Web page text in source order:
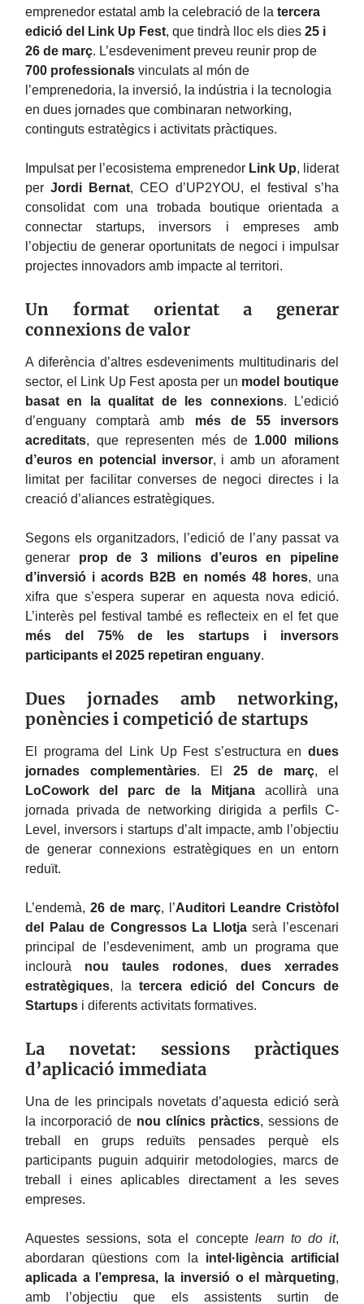
emprenedor estatal amb la celebració de la tercera
edició del Link Up Fest, que tindrà lloc els dies 25 i
26 de març. L’esdeveniment preveu reunir prop de
700 professionals vinculats al món de
l’emprenedoria, la inversió, la indústria i la tecnologia
en dues jornades que combinaran networking,
continguts estratègics i activitats pràctiques.
Impulsat per l’ecosistema emprenedor Link Up, liderat
perJordi Bernat, CEO d’UP2YOU, el festival s’ha
consolidat com una trobada boutique orientada a
connectar startups, inversors i empreses amb
l’objectiu de generar oportunitats de negoci i impulsar
projectes innovadors amb impacte al territori.
Un format orientat a generar
connexions de valor
A diferència d’altres esdeveniments multitudinaris del
sector, el Link Up Fest aposta per un model boutique
basat en la qualitat de les connexions. L’edició
d’enguany comptarà amb més de 55 inversors
acreditats, que representen més de 1.000 milions
d’euros en potencial inversor, i amb un aforament
limitat per facilitar converses de negoci directes i la
creació d’aliances estratègiques.
Segons els organitzadors, l’edició de l’any passat va
generar prop de 3 milions d’euros en pipeline
d’inversió i acords B2B en només 48 hores, una
xifra que s’espera superar en aquesta nova edició.
L’interès pel festival també es reflecteix en el fet que
més del 75% de les startups i inversors
participants el 2025 repetiran enguany.
Dues jornades amb networking,
ponències i competició de startups
El programa del Link Up Fest s’estructura en dues
jornades complementàries. El 25 de març, el
LoCowork del parc de la Mitjanaacollirà una
jornada privada de networking dirigida a perfils C-
Level, inversors i startups d’alt impacte, amb l’objectiu
de generar connexions estratègiques en un entorn
reduït.
L’endemà, 26 de març, l’Auditori Leandre Cristòfol
del Palau de Congressos La Llotjaserà l’escenari
principal de l’esdeveniment, amb un programa que
inclourà nou taules rodones, dues xerrades
estratègiques, latercera edició del Concurs de
Startups i diferents activitats formatives.
La novetat: sessions pràctiques
d’aplicació immediata
Una de les principals novetats d’aquesta edició serà
la incorporació de nou clínics pràctics, sessions de
treball en grups reduïts pensades perquè els
participants puguin adquirir metodologies, marcs de
treball i eines aplicables directament a les seves
empreses.
Aquestes sessions, sota el concepte learn to do it,
abordaran qüestions com la intel·ligència artificial
aplicada a l’empresa, la inversió o el màrqueting,
amb l’objectiu que els assistents surtin de